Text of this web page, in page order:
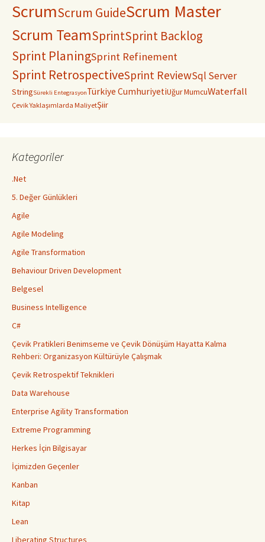
ScrumScrum GuideScrum Master
Scrum TeamSprintSprint Backlog
Sprint PlaningSprint Refinement
Sprint RetrospectiveSprint ReviewSql Server
StringSürekli EntegrasyonTürkiye CumhuriyetiUğur MumcuWaterfall
Çevik Yaklaşımlarda MaliyetŞiir
Kategoriler
.Net
5. Değer Günlükleri
Agile
Agile Modeling
Agile Transformation
Behaviour Driven Development
Belgesel
Business Intelligence
C#
Çevik Pratikleri Benimseme ve Çevik Dönüşüm Hayatta Kalma
Rehberi: Organizasyon Kültürüyle Çalışmak
Çevik Retrospektif Teknikleri
Data Warehouse
Enterprise Agility Transformation
Extreme Programming
Herkes İçin Bilgisayar
İçimizden Geçenler
Kanban
Kitap
Lean
Liberating Structures